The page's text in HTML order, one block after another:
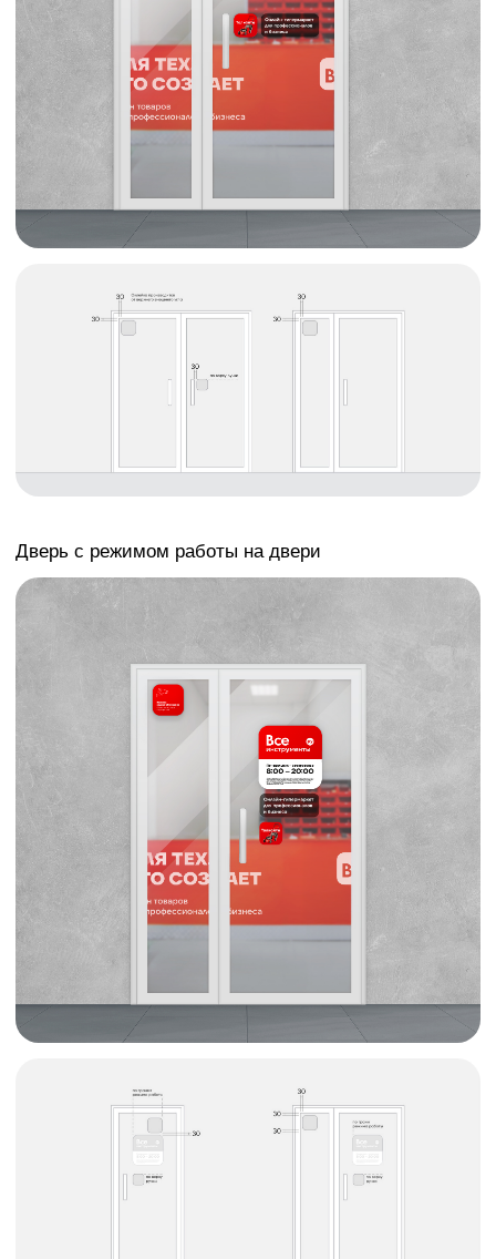
Размещение с ролетой